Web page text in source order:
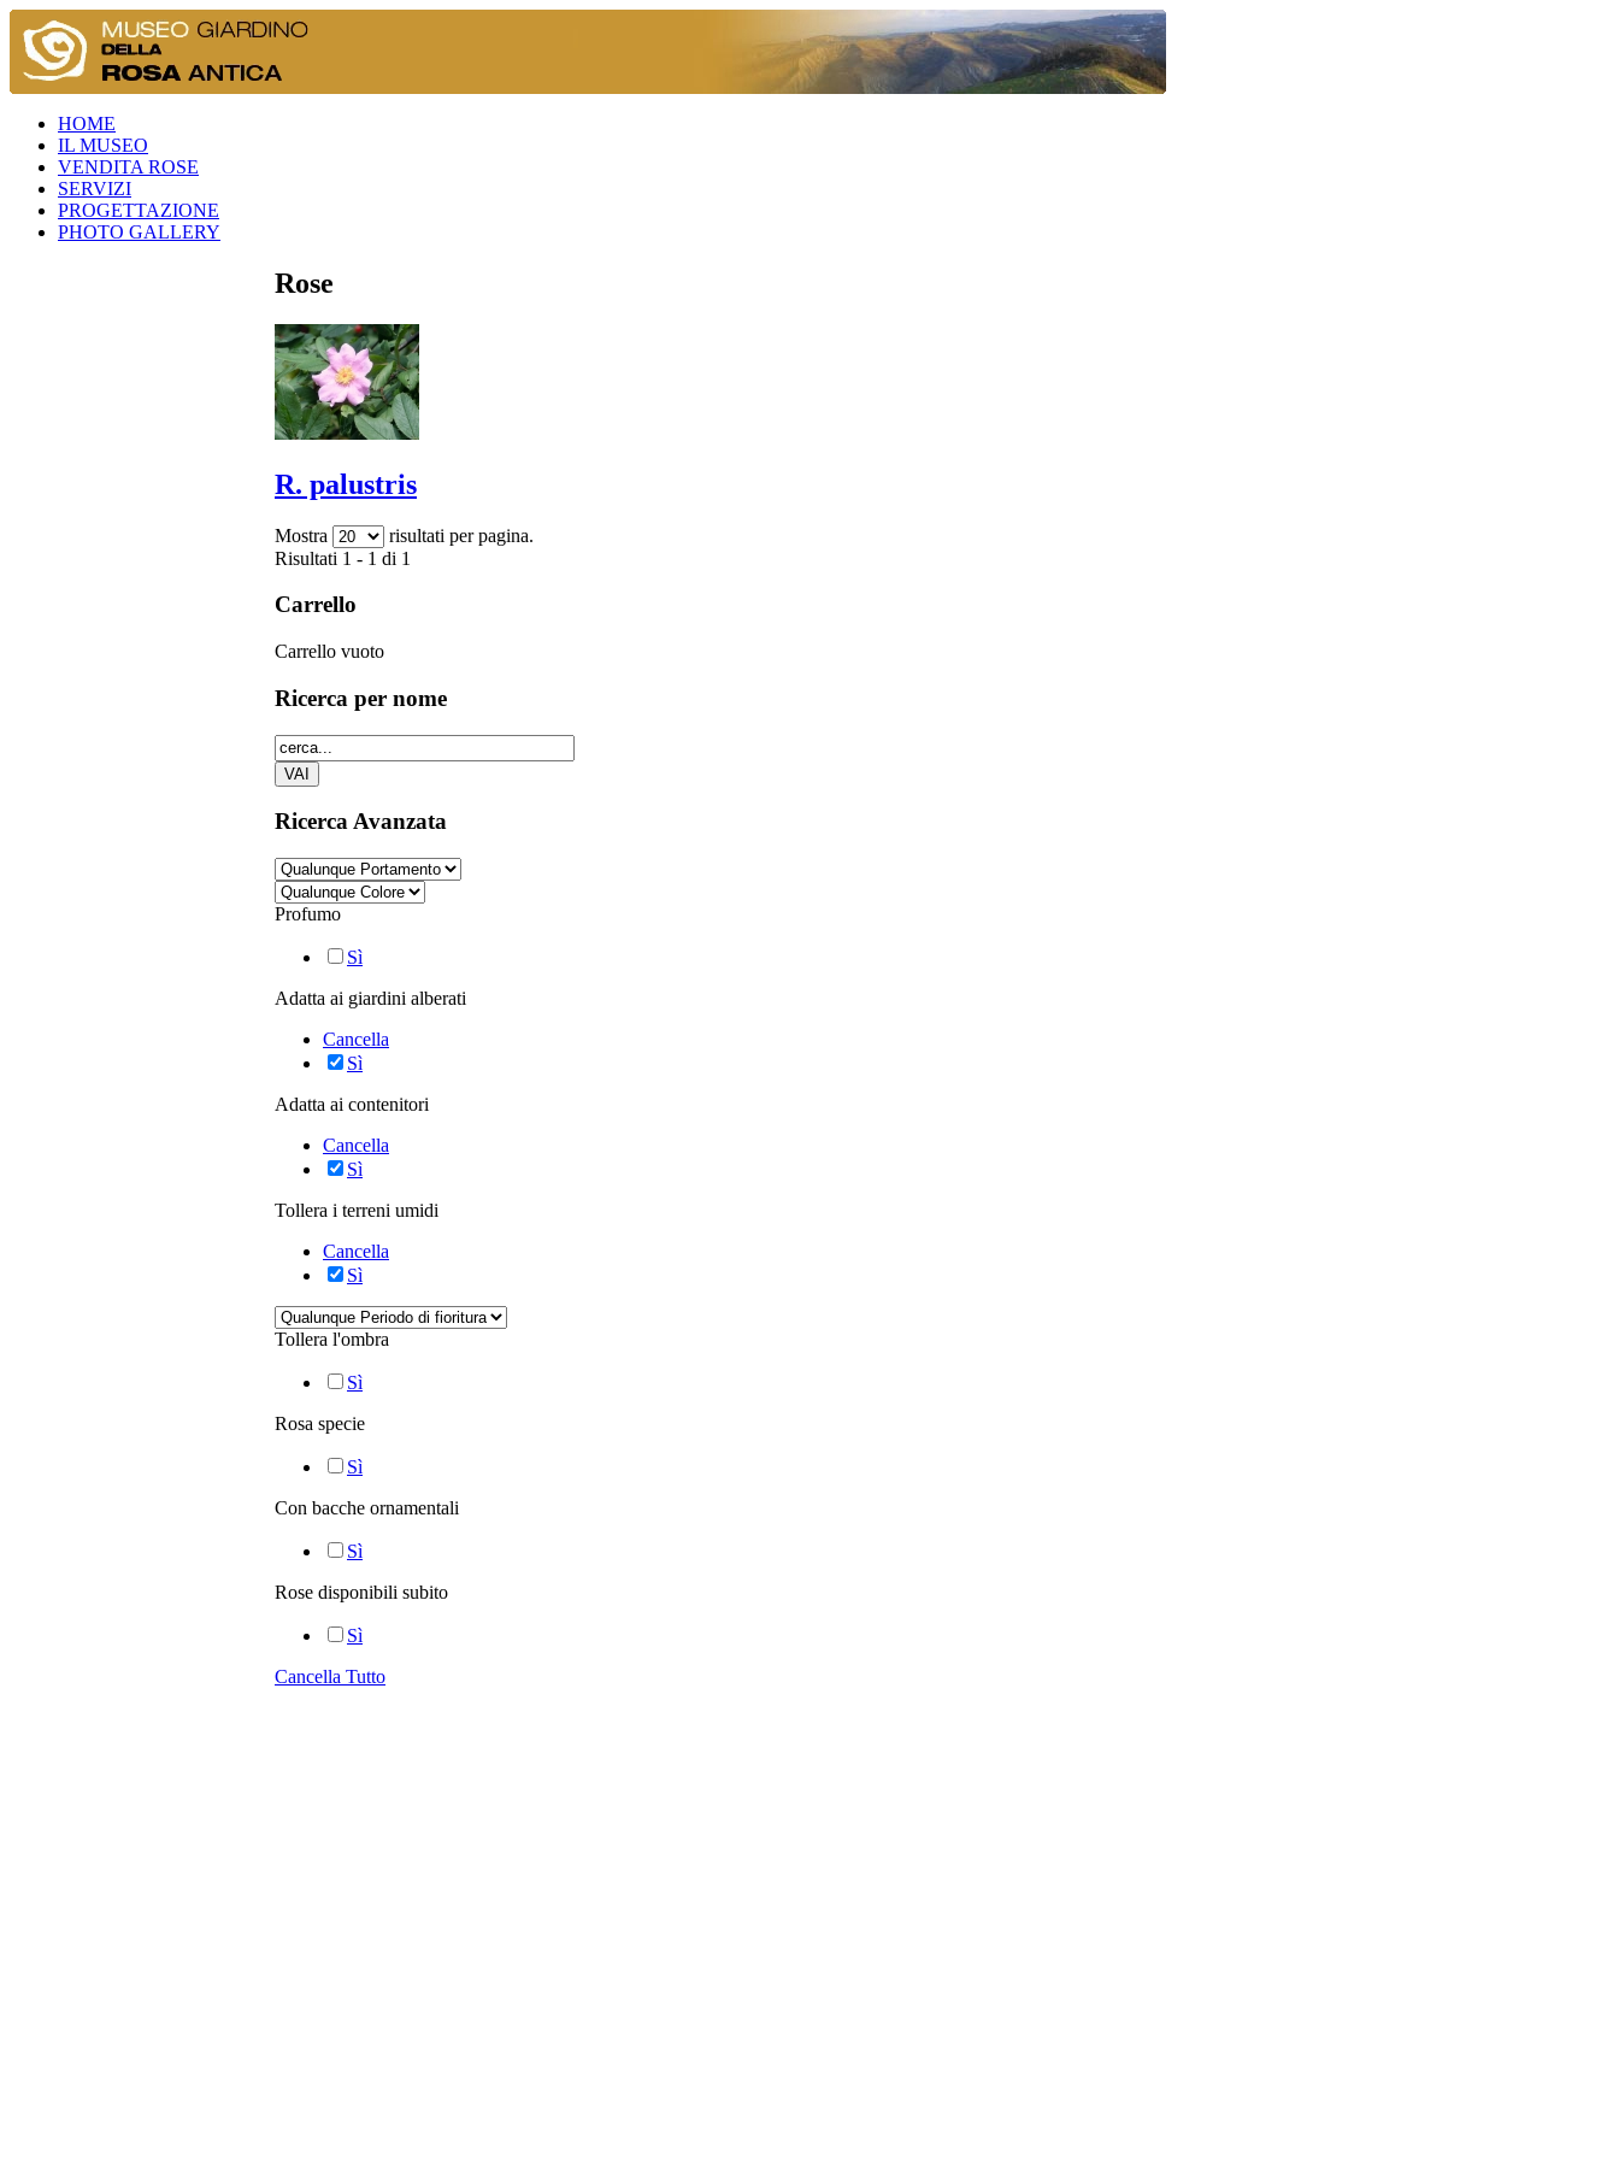
HOME
IL MUSEO
VENDITA ROSE
SERVIZI
PROGETTAZIONE
PHOTO GALLERY
Rose
R. palustris
Mostra
risultati per pagina.
Risultati 1 - 1 di 1
Carrello
Carrello vuoto
Ricerca per nome
RicercaAvanzata
Profumo
Sì
Adatta ai giardini alberati
Cancella
Sì
Adatta ai contenitori
Cancella
Sì
Tollera i terreni umidi
Cancella
Sì
Tollera l'ombra
Sì
Rosa specie
Sì
Con bacche ornamentali
Sì
Rose disponibili subito
Sì
Cancella Tutto